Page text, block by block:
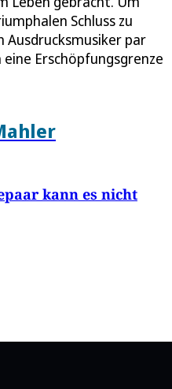
Schluss zu
Ausdrucksmusiker par
eine Erschöpfungsgrenze
kann es nicht